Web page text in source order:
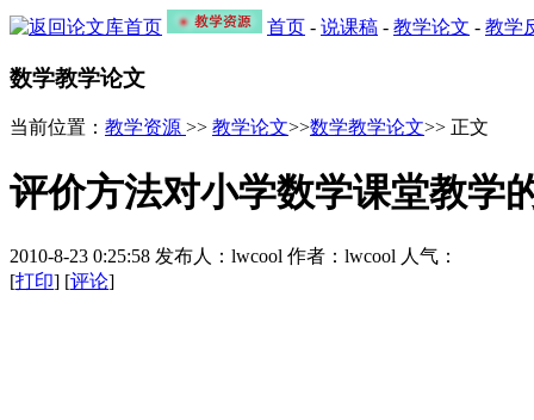
首页 - 说课稿 - 教学论文 - 教学
数学教学论文
当前位置： 教学资源 >> 教学论文>>数学教学论文>> 正文
评价方法对小学数学课堂教学
2010-8-23 0:25:58 发布人：lwcool 作者：lwcool 人气：
[打印] [评论]